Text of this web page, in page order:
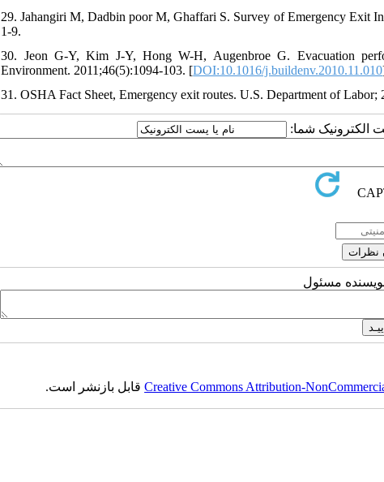
29. Jahangiri M, Dadbin poor M, Ghaffari S. Survey of Emergency Exit
1-9.
30. Jeon G-Y, Kim J-Y, Hong W-H, Augenbroe G. Evacuation
Environment. 2011;46(5):1094-103. [DOI:10.1016/j.buildenv.2010.11.010
31. OSHA Fact Sheet, Emergency exit routes. U.S. Department of Labor;
الکترونیک شما:
نویسنده مسئول
Creative Commons Attribution-قابل بازنشر است.